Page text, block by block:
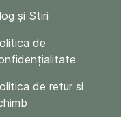
și Stiri
de
de retur si